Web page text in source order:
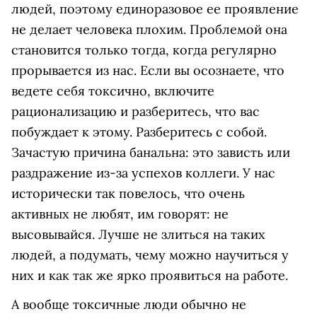
людей, поэтому единоразовое ее проявление
не делает человека плохим. Проблемой она
становится только тогда, когда регулярно
прорывается из нас. Если вы осознаете, что
ведете себя токсично, включите
рационализацию и разберитесь, что вас
побуждает к этому. Разберитесь с собой.
Зачастую причина банальна: это зависть или
раздражение из-за успехов коллеги. У нас
исторически так повелось, что очень
активных не любят, им говорят: не
высовывайся. Лучше не злиться на таких
людей, а подумать, чему можно научиться у
них и как так же ярко проявиться на работе.
А вообще токсичные люди обычно не